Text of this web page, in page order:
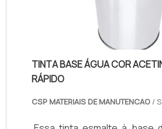
cobertura, fácil aplicação
está disponível em
TINTA BASE ÁGUA COR
RÁPIDO
CSP MATERIAIS DE MANUTENCAO /